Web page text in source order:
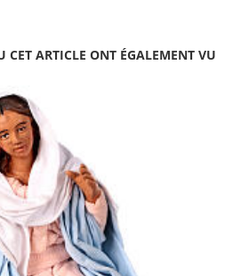
CET ARTICLE ONT ÉGALEMENT VU